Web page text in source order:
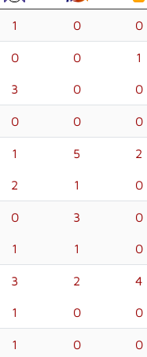
1 0 0
0 0 1
3 0 0
0 0 0
1 5 2
2 1 0
0 3 0
1 1 0
3 2 4
1 0 0
1 0 0